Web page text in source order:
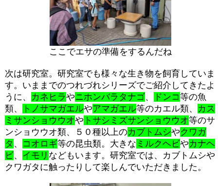
ここでエサの準備をするんだね
次は研究室。研究室でも様々な生き物を飼育していま
す。いままでのつれづれシリーズでご紹介してきたよ
うに、
カネヒラやニホンバラタナゴ、 ドンコ等の魚
類、
トノサマガエルやアマガエル等のカエル類、
カス
ミサンショウウオや トサシミズサンショウウオ等のサ
ンショウウオ類、５０種以上のカブトムシやクワガ
タ 、 コオロギ等の昆虫類。大きな ミルクヘビやカナヘ
ビ、 イモリ などもいます。研究室では、カブトムシや
クワガタに触ったりして楽しんでいただきました。